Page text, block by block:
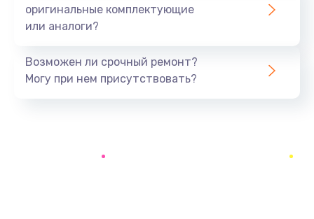
Замена кнопок громкости
Заказать
оригинальные комплектующие
или аналоги?
Возможен ли срочный ремонт?
Могу при нем присутствовать?